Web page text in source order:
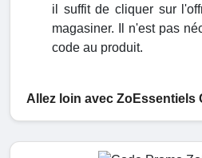
il suffit de cliquer sur
magasiner. Il n'est pas
code au produit.
Allez loin avec ZoEssentiels